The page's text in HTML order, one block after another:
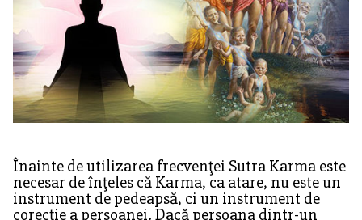
Înainte de utilizarea frecvenţei Sutra Karma este
necesar de înţeles că Karma, ca atare, nu este un
instrument de pedeapsă, ci un instrument de
corecție a persoanei. Dacă persoana dintr-un